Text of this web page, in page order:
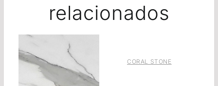
relacionados
CORAL STONE